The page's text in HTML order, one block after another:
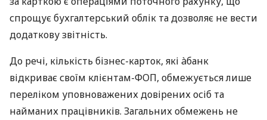
спрощує бухгалтерський облік та дозволяє не вести
додаткову звітність.
До речі, кількість бізнес-карток, які àбанк
відкриває своїм клієнтам-ФОП, обмежується лише
переліком уповноважених довірених осіб та
найманих працівників. Загальних обмежень не